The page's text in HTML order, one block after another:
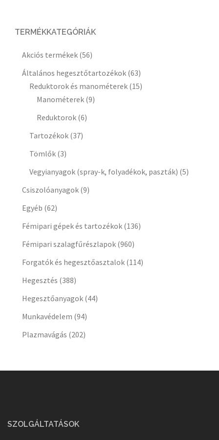
TERMÉKKATEGÓRIÁK
Akciós termékek (56)
Általános hegesztőtartozékok (63)
Reduktorok és manométerek (15)
Manométerek (9)
Reduktorok (6)
Tartozékok (37)
Tömlők (3)
Vegyianyagok (spray-k, folyadékok, paszták) (5)
Csiszolóanyagok (9)
Egyéb (62)
Fémipari gépek és tartozékok (136)
Fémipari szalagfűrészlapok (960)
Forgatók és hegesztőasztalok (114)
Hegesztés (388)
Hegesztőanyagok (44)
Munkavédelem (94)
Plazmavágás (202)
SZOLGÁLTATÁSOK